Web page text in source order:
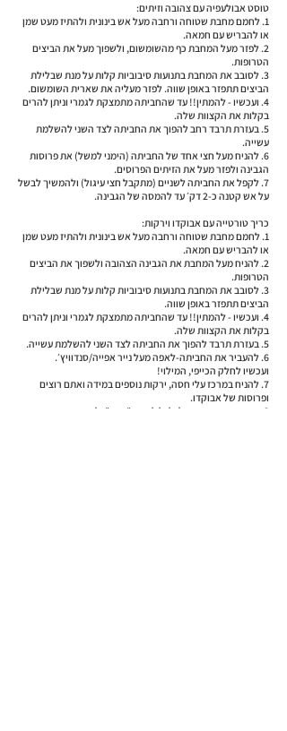
טוסט אבולעפיה עם צהובה וזיתים:
1. לחמם מחבת שטוחה ורחבה מעל אש בינונית ולהתיז מעט שמן
או להבריש עם חמאה.
2. לפזר מעל המחבת כף מהשומשום, ולשפוך מעל את הביצים
הטרופות.
3. לסובב את המחבת בתנועות סיבוביות קלות על מנת שבלילת
הביצים תתפזר באופן שווה. לפזר מעליה את שארית השומשום.
4. ועכשיו - להמתין!! עד שהחביתה מתמצקת לגמרי וניתן להרים
בקלות את הקצוות שלה.
5. בעזרת תרבד רחב להפוך את החביתה לצד השני להשלמת
עשייה.
6. להניח מעל חצי אחד של החביתה (הימני למשל) את פרוסות
הגבינה ולפזר מעל את הזיתים הפרוסים.
7. לקפל את החביתה לשניים (מתקבל חצי עיגול) ולהמשיך לבשל
על אש קטנה כ-2 דק׳ עד להמסה של הגבינה.
כריך טורטייה עם אבוקדו וירקות:
1. לחמם מחבת שטוחה ורחבה מעל אש בינונית ולהתיז מעט שמן
או להבריש עם חמאה.
2. להניח מעל המחבת את הגבינה הצהובה ולשפוך את הביצים
הטרופות.
3. לסובב את המחבת בתנועות סיבוביות קלות על מנת שבלילת
הביצים תתפזר באופן שווה.
4. ועכשיו - להמתין!! עד שהחביתה מתמצקת לגמרי וניתן להרים
בקלות את הקצוות שלה.
5. בעזרת תרבד להפוך את החביתה לצד השני להשלמת עשייה.
6. להעביר את החביתה-לאפה מעל נייר אפייה/סנדוויץ׳.
ועכשיו לחלק הכייפי, המילוי!
7. להניח במרכז עלי חסה, ירקות נוספים במידה ואתם רוצים
ופרוסות של אבוקדו.
8. בעזרת נייר האפייה לגלגל לכריך ״ראפ״ ולחתוך במרכז.